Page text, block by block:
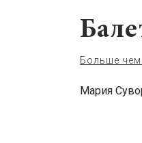
Больше чем
Мария